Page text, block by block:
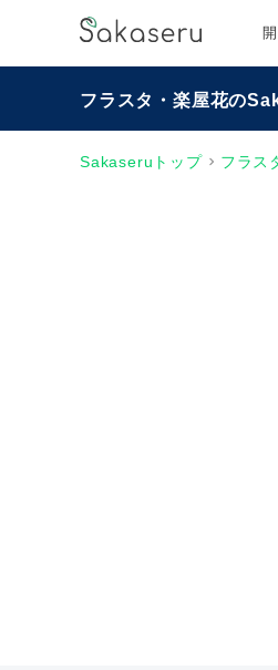
フラスタ・楽屋花の
Sakaseruトップ フラス